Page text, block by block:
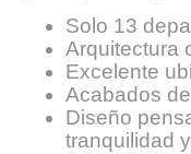
Solo 13
Arquitectura
Excelente
Acabados
Diseño
tranquilidad